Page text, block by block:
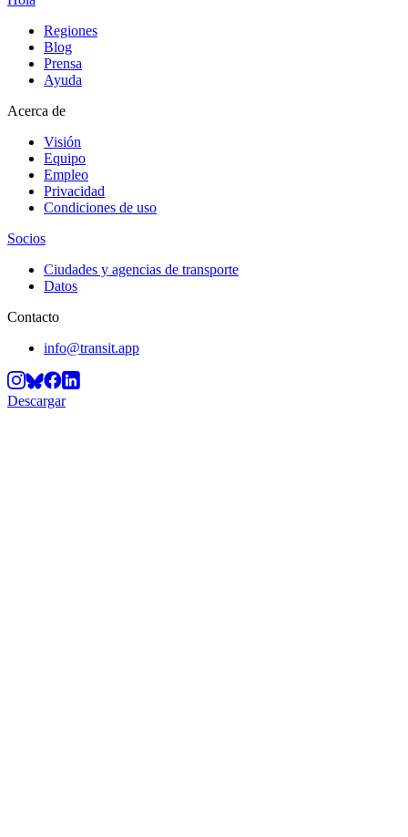
Regiones
Blog
Prensa
Ayuda
Acerca de
Visión
Equipo
Empleo
Privacidad
Condiciones de uso
Socios
Ciudades y agencias de transporte
Datos
Contacto
info@transit.app
Descargar